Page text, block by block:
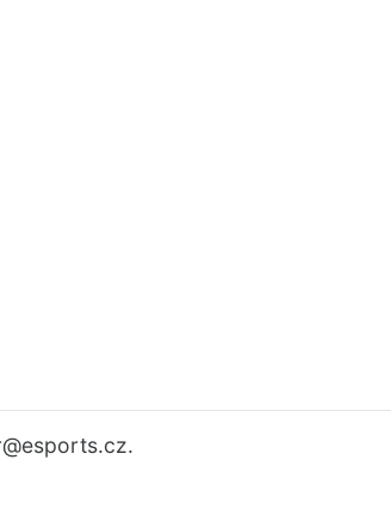
@esports.cz.